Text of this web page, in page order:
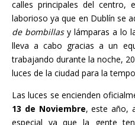
calles principales del
laborioso ya que en Dublín se
de bombillasy lámparas a lo
lleva a cabo gracias a un
trabajando durante la noche,
luces de la ciudad para la
Las luces se encienden
13 de Noviembre, este año,
especial ya que la gente